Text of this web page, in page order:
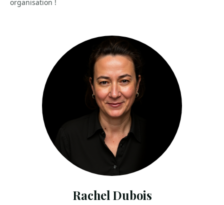
organisation !
Rachel Dubois